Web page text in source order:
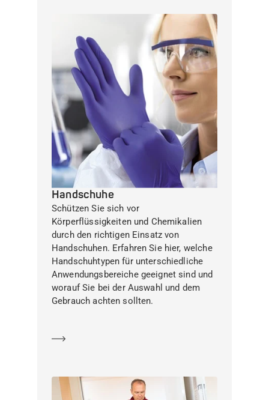
Handschuhe
Schützen Sie sich vor
Körperflüssigkeiten und Chemikalien
durch den richtigen Einsatz von
Handschuhen. Erfahren Sie hier, welche
Handschuhtypen für unterschiedliche
Anwendungsbereiche geeignet sind und
worauf Sie bei der Auswahl und dem
Gebrauch achten sollten.